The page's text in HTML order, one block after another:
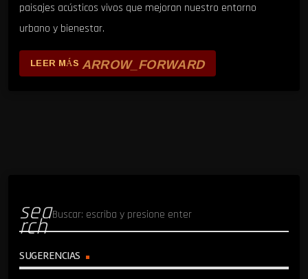
paisajes acústicos vivos que mejoran nuestro entorno
urbano y bienestar.
LEER MÁS ARROW_FORWARD
sea
rch
SUGERENCIAS